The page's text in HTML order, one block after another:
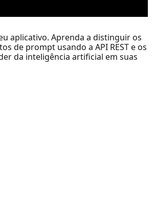
aplicativo. Aprenda a distinguir os
de prompt usando a API REST e os
da inteligência artificial em suas